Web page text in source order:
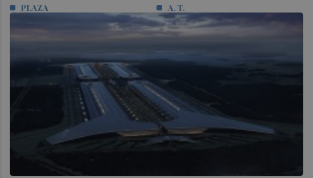
PLAZA A. T.